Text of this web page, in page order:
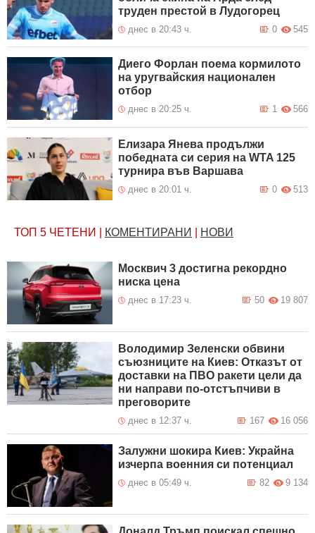
труден престой в Лудогорец
днес в 20:43 ч. 545
0
Диего Форлан поема кормилото
на уругвайския национален
отбор
днес в 20:25 ч. 566
1
Елизара Янева продължи
победната си серия на WTA 125
турнира във Варшава
днес в 20:01 ч. 513
0
ТОП 5 ЧЕТЕНИ КОМЕНТИРАНИ НОВИ
Москвич 3 достигна рекордно
ниска цена
днес в 17:23 ч. 19 807
50
Володимир Зеленски обвини
съюзниците на Киев: Отказът от
доставки на ПВО ракети цели да
ни направи по-отстъпчиви в
преговорите
днес в 12:37 ч. 16 056
167
Залужни шокира Киев: Украйна
изчерпа военния си потенциал
днес в 05:49 ч. 9 134
82